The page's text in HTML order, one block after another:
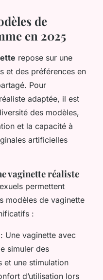
de
en 2025
repose sur une
et des préférences en
Pour
adaptée, il est
des modèles,
et la capacité à
artificielles
vaginette réaliste
permettent
modèles de vaginette
:
: Une vaginette avec
simuler des
et une stimulation
d’utilisation lors